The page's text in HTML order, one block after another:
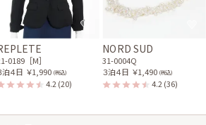
タンの七分
(バスト：C75)
0189［M］
泊４日 ￥1,990 (税込)
4.2 (20)
NORD SUD
31-0004Q
３泊４日 ￥1,490 (税込)
4.2 (36)